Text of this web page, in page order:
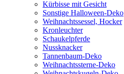
Kürbisse mit Gesicht
Sonstige Halloween-Deko
Weihnachtssessel, Hocker
Kronleuchter
Schaukelpferde
Nussknacker
Tannenbaum-Deko
Weihnachtssterne-Deko